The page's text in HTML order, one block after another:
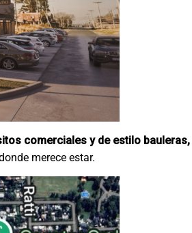
comerciales y de estilo bauleras,
merece estar.